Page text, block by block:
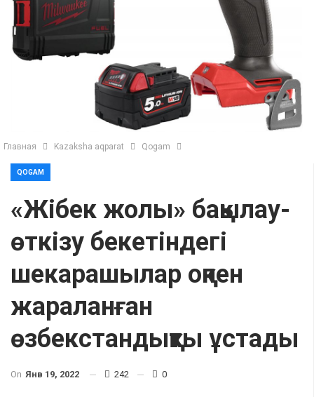
Главная Kazaksha aqparat Qogam
QOGAM
«Жібек жолы» бақылау-
өткізу бекетіндегі
шекарашылар оқпен
жараланған
өзбекстандықты ұстады
On Янв 19, 2022 242 0